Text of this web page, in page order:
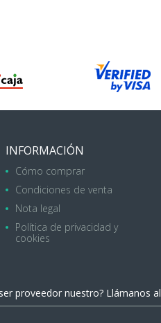
INFORMACIÓN
Cómo comprar
Condiciones de venta
Nota legal
Política de privacidad y
cookies
proveedor nuestro? Llámanos al